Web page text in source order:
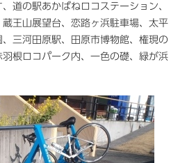
道の駅あかばねロコステーション、
王山展望台、恋路ヶ浜駐車場、太平
三河田原駅、田原市博物館、権現の
根ロコパーク内、一色の礎、緑が浜